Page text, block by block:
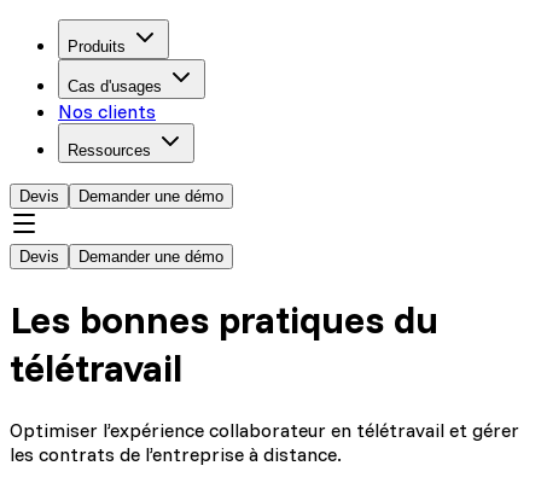
Produits
Cas d'usages
Nos clients
Ressources
Devis Demander une démo
Devis Demander une démo
Les bonnes pratiques du
télétravail
Optimiser l’expérience collaborateur en télétravail et gérer
les contrats de l’entreprise à distance.